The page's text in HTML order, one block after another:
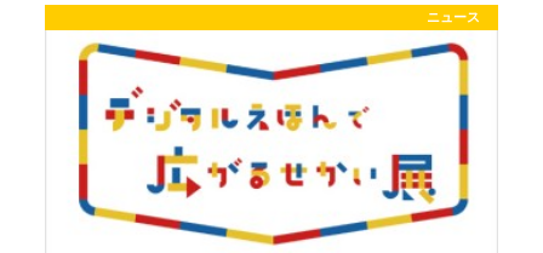
ニュース